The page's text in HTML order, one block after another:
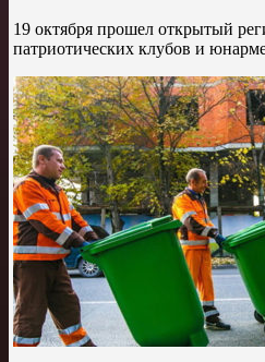
19 октября прошел открытый
патриотических клубов и